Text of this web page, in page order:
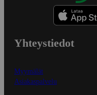
Yhteystiedot
Myymälät
Asiakaspalvelu